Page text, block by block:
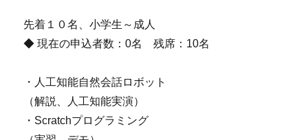
先着１０名、小学生～成人
◆ 現在の申込者数：0名 残席：10名
・人工知能自然会話ロボット
（解説、人工知能実演）
・Scratchプログラミング